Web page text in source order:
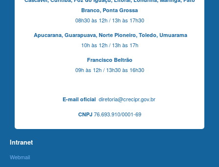
Branco, Ponta Grossa
08h30 às 12h / 13h às 17h30
Apucarana, Guarapuava, Norte Pioneiro, Toledo, Umuarama
10h às 12h / 13h às 17h
Francisco Beltrão
09h às 12h / 13h30 às 16h30
E-mail oficialdiretoria@crecipr.gov.br
CNPJ76.693.910/0001-69
Intranet
Webmail